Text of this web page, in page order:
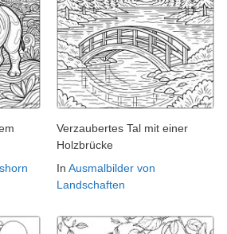
Verzaubertes Tal mit einer
Holzbrücke
In Ausmalbilder von
Landschaften